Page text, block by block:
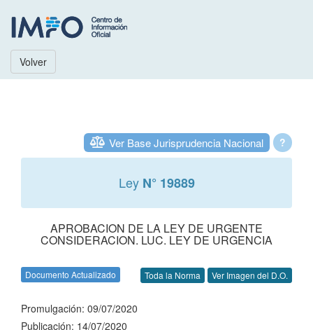
Volver
?
Ver Base Jurisprudencia Nacional
Ley N° 19889
APROBACION DE LA LEY DE URGENTE
CONSIDERACION. LUC. LEY DE URGENCIA
Documento Actualizado Toda la Norma Ver Imagen del D.O.
Promulgación: 09/07/2020
Publicación: 14/07/2020